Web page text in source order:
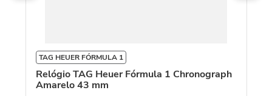
TAG HEUER FÓRMULA 1
Relógio TAG Heuer Fórmula 1 Chronograph
Amarelo 43 mm